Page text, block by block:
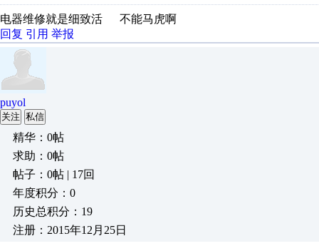
电器维修就是细致活 不能马虎啊
回复 引用 举报
puyol
关注 私信
精华：0帖
求助：0帖
帖子：0帖 | 17回
年度积分：0
历史总积分：19
注册：2015年12月25日